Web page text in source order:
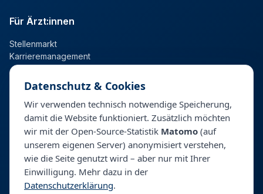
Für Ärzt:innen
Stellenmarkt
Karrieremanagement
Talentpool
Personalberatung & Direktsuche
Unternehmen
Datenschutz & Cookies
Wir verwenden technisch notwendige Speicherung,
damit die Website funktioniert. Zusätzlich möchten
wir mit der Open-Source-Statistik Matomo (auf
unserem eigenen Server) anonymisiert verstehen,
wie die Seite genutzt wird – aber nur mit Ihrer
Einwilligung. Mehr dazu in der
Datenschutzerklärung.